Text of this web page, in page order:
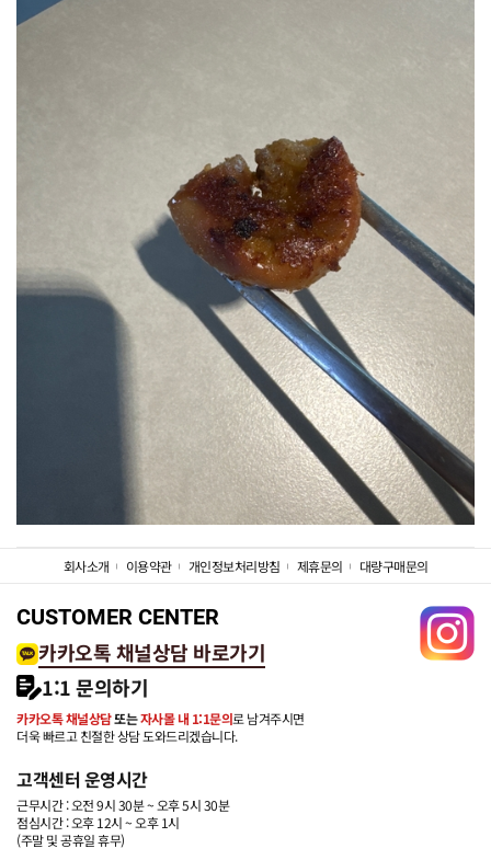
회사소개 이용약관 개인정보처리방침 제휴문의 대량구매문의
CUSTOMER CENTER
카카오톡 채널상담 바로가기
1:1 문의하기
카카오톡 채널상담또는자사몰 내 1:1문의로 남겨주시면
더욱 빠르고 친절한 상담 도와드리겠습니다.
고객센터 운영시간
근무시간 : 오전 9시 30분 ~ 오후 5시 30분
점심시간 : 오후 12시 ~ 오후 1시
(주말 및 공휴일 휴무)